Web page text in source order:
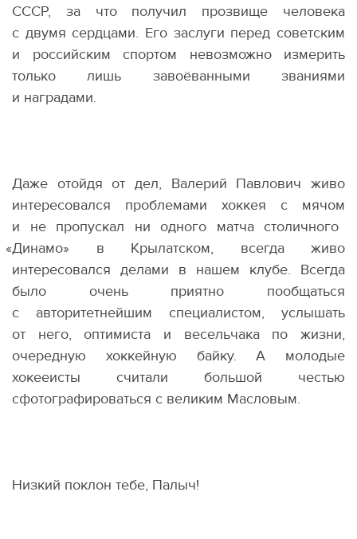
СССР, за что получил прозвище человека
с двумя сердцами. Его заслуги перед советским
и российским спортом невозможно измерить
только лишь завоёванными званиями
и наградами.
Даже отойдя от дел, Валерий Павлович живо
интересовался проблемами хоккея с мячом
и не пропускал ни одного матча столичного
«Динамо» в Крылатском, всегда живо
интересовался делами в нашем клубе. Всегда
было очень приятно пообщаться
с авторитетнейшим специалистом, услышать
от него, оптимиста и весельчака по жизни,
очередную хоккейную байку. А молодые
хокееисты считали большой честью
сфотографироваться с великим Масловым.
Низкий поклон тебе, Палыч!